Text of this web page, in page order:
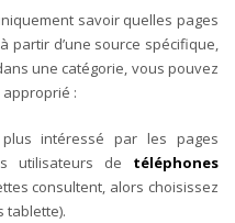
savoir quelles pages
partir d’une source spécifique,
une catégorie, vous pouvez
:
intéressé par les pages
utilisateurs de téléphones
consultent, alors choisissez
tablette).